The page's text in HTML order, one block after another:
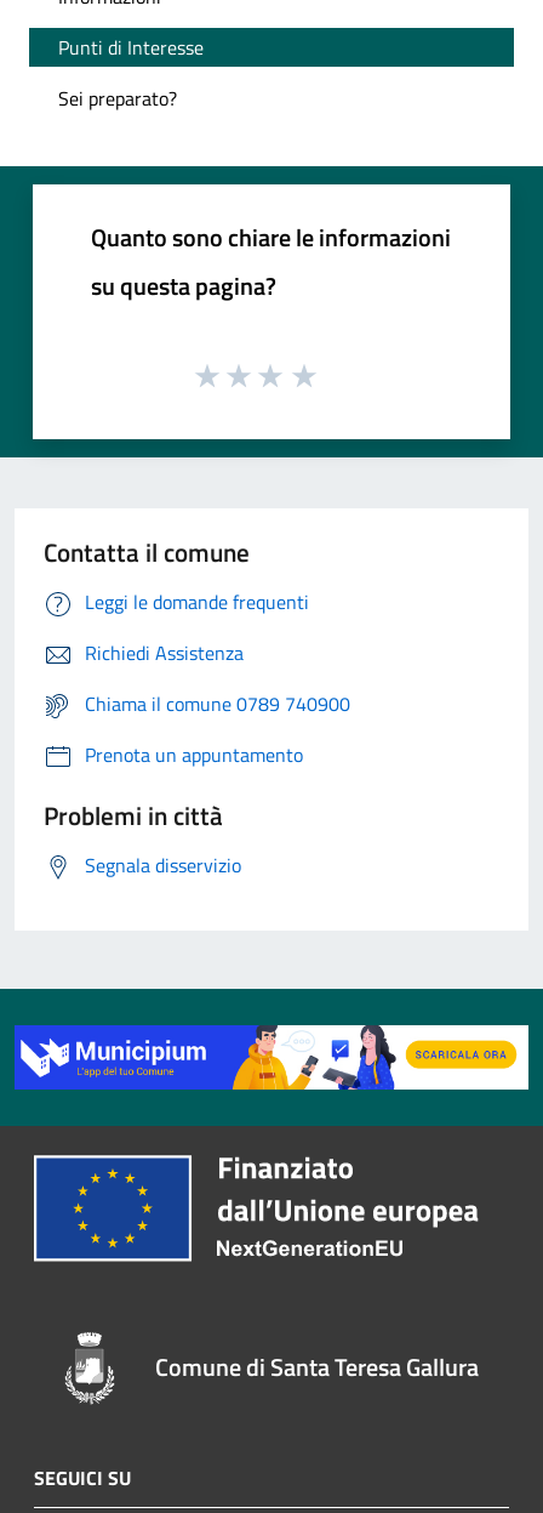
Punti di Interesse
Sei preparato?
Quanto sono chiare le informazioni
su questa pagina?
Contatta il comune
Leggi le domande frequenti
Richiedi Assistenza
Chiama il comune 0789 740900
Prenota un appuntamento
Problemi in città
Segnala disservizio
Comune di Santa Teresa Gallura
SEGUICI SU